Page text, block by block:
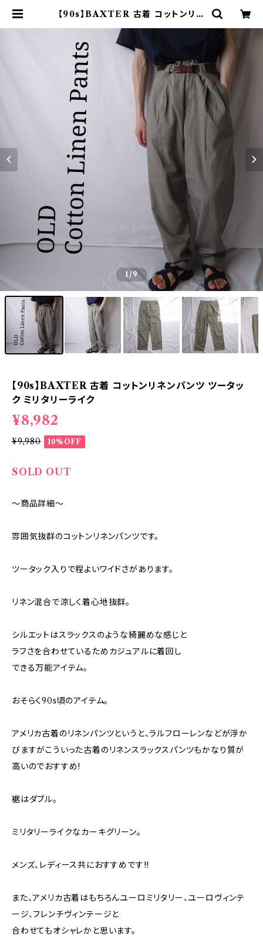
【90s】BAXTER 古着 コットンリネ
ク | オンライン古着屋 9chord
1/9
【90s】BAXTER 古着 コットンリネンパンツ ツータッ
ク ミリタリーライク
¥8,982
¥9,980 10%OFF
SOLD OUT
～商品詳細～
雰囲気抜群のコットンリネンパンツです。
ツータック入りで程よいワイドさがあります。
リネン混合で涼しく着心地抜群。
シルエットはスラックスのような綺麗めな感じと
ラフさを合わせているためカジュアルに着回し
できる万能アイテム。
おそらく90s頃のアイテム。
アメリカ古着のリネンパンツというと、ラルフローレンなどが浮か
びますがこういった古着のリネンスラックスパンツもかなり質が
高いのでおすすめ!
裾はダブル。
ミリタリーライクなカーキグリーン。
メンズ、レディース共におすすめです!!
また、アメリカ古着はもちろんユーロミリタリー、ユーロヴィンテ
ージ、フレンチヴィンテージと
合わせてもオシャレかと思います。